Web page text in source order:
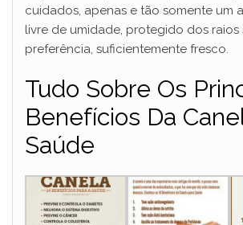
cuidados, apenas e tão somente um
livre de umidade, protegido dos raios
preferência, suficientemente fresco.
Tudo Sobre Os
Benefícios Da
Saúde